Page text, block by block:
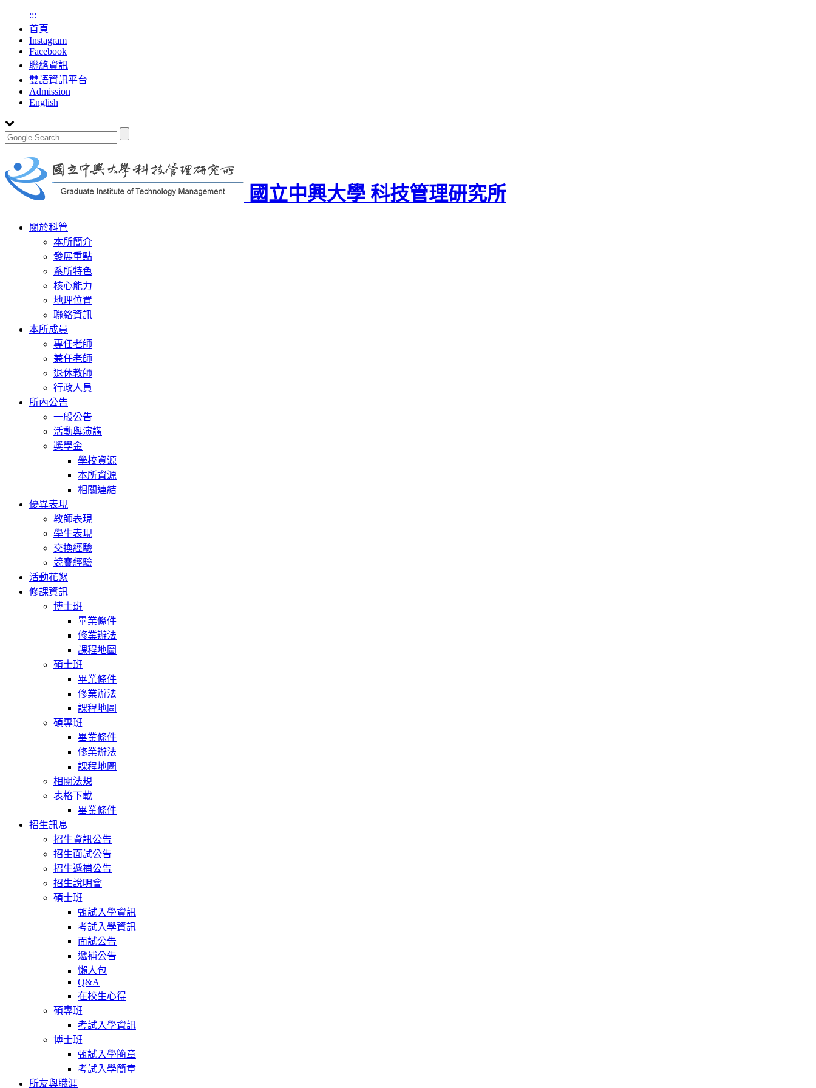
:::
首頁
Instagram
Facebook
聯絡資訊
雙語資訊平台
Admission
English
國立中興大學 科技管理研究所
Toggle
navigation
關於科管
本所簡介
發展重點
系所特色
核心能力
地理位置
聯絡資訊
本所成員
專任老師
兼任老師
退休教師
行政人員
所內公告
一般公告
活動與演講
獎學金
學校資源
本所資源
相關連結
優異表現
教師表現
學生表現
交換經驗
競賽經驗
活動花絮
修課資訊
博士班
畢業條件
修業辦法
課程地圖
碩士班
畢業條件
修業辦法
課程地圖
碩專班
畢業條件
修業辦法
課程地圖
相關法規
表格下載
畢業條件
招生訊息
招生資訊公告
招生面試公告
招生遞補公告
招生說明會
碩士班
甄試入學資訊
考試入學資訊
面試公告
遞補公告
懶人包
Q&A
在校生心得
碩專班
考試入學資訊
博士班
甄試入學簡章
考試入學簡章
所友與職涯